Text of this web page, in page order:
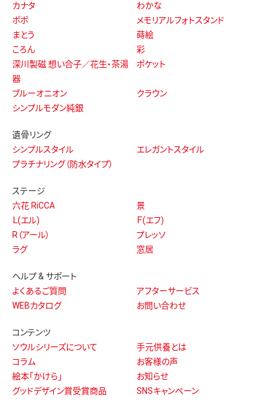
カナタ
わかな
ポポ
メモリアルフォトスタンド
まとう
蒔絵
ころん
彩
深川製磁 想い合子／花生・茶湯
器
ポケット
ブルーオニオン
クラウン
シンプルモダン純銀
遺骨リング
シンプルスタイル
エレガントスタイル
プラチナリング（防水タイプ）
ステージ
六花 RiCCA
景
Ｌ(エル)
Ｆ(エフ)
R（アール）
プレッソ
ラグ
窓居
ヘルプ & サポート
よくあるご質問
アフターサービス
WEBカタログ
お問い合わせ
コンテンツ
ソウルシリーズについて
手元供養とは
コラム
お客様の声
絵本「かけら」
お知らせ
グッドデザイン賞受賞商品
SNSキャンペーン